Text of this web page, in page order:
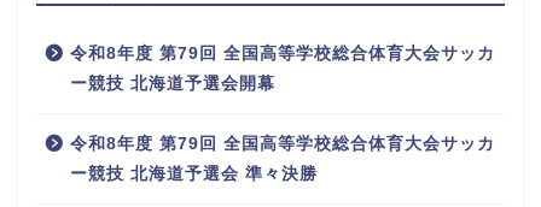
令和8年度 第79回 全国高等学校総合体育大会サッカ
ー競技 北海道予選会開幕
令和8年度 第79回 全国高等学校総合体育大会サッカ
ー競技 北海道予選会 準々決勝